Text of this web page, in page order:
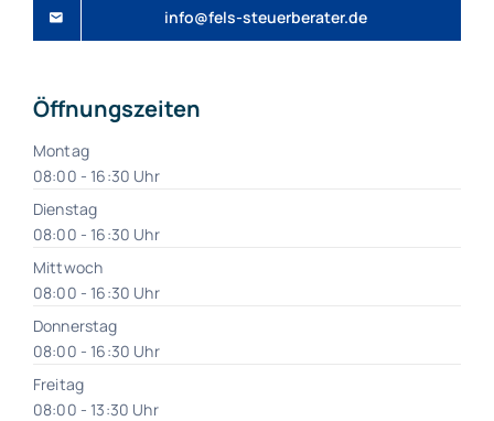
info@fels-steuerberater.de
Öffnungszeiten
Montag
08:00 - 16:30 Uhr
Dienstag
08:00 - 16:30 Uhr
Mittwoch
08:00 - 16:30 Uhr
Donnerstag
08:00 - 16:30 Uhr
Freitag
08:00 - 13:30 Uhr